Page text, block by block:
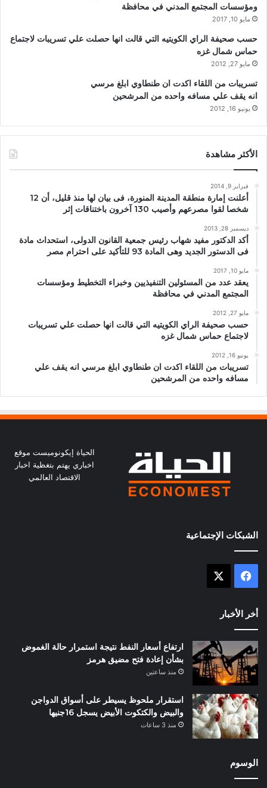
ومؤسسات المجتمع المدني في محافظة
مايو 10, 2017
حسب صحيفة الراي الكويتيه التي قالت انها حصلت علي تسريبات لاجتماع
حماس شمال غزه
مايو 27, 2012
تسريبات من اللقاء اكدت ان طنطاوي ابلغ مرسي
انه يقف علي مسافه واحده من المرشحين
يونيو 16, 2012
الأكثر مشاهدة
فبراير 9, 2014
أعلنت إمارة منطقة المدينة المنورة، فى بيان لها منذ قليل، أن 12
شخصا لقوا مصرعهم وأصيب 130 آخرون باختناقات إثر
ديسمبر 28, 2013
أكد الدكتور مفيد شهاب رئيس جمعية القانون الدولى، استحداث مادة
فى الدستور الجديد وهى المادة 93 للتأكيد على احترام مصر
مايو 10, 2017
يعقد عدد من المسئولين التنفيذيين وخبراء التخطيط ومؤسسات
المجتمع المدني في محافظة
مايو 27, 2012
حسب صحيفة الراي الكويتيه التي قالت انها حصلت علي تسريبات
لاجتماع حماس شمال غزه
يونيو 16, 2012
تسريبات من اللقاء اكدت ان طنطاوي ابلغ مرسي انه يقف علي
مسافه واحده من المرشحين
الحياة إيكونوميست موقع
اخباري يهتم بتغظية اخبار
الاقتصاد العالمي
الشبكات الإجتماعية
فيسبوك
أخر الأخبار
ارتفاع أسعار النفط نتيجة استمرار حالة الغموض
بشأن إعادة فتح مضيق هرمز
منذ ساعتين
استقرار ملحوظ يسيطر على أسواق الدواجن
والبيض والكتكوت الأبيض يسجل 16جنيها
منذ 3 ساعات
الوسوم